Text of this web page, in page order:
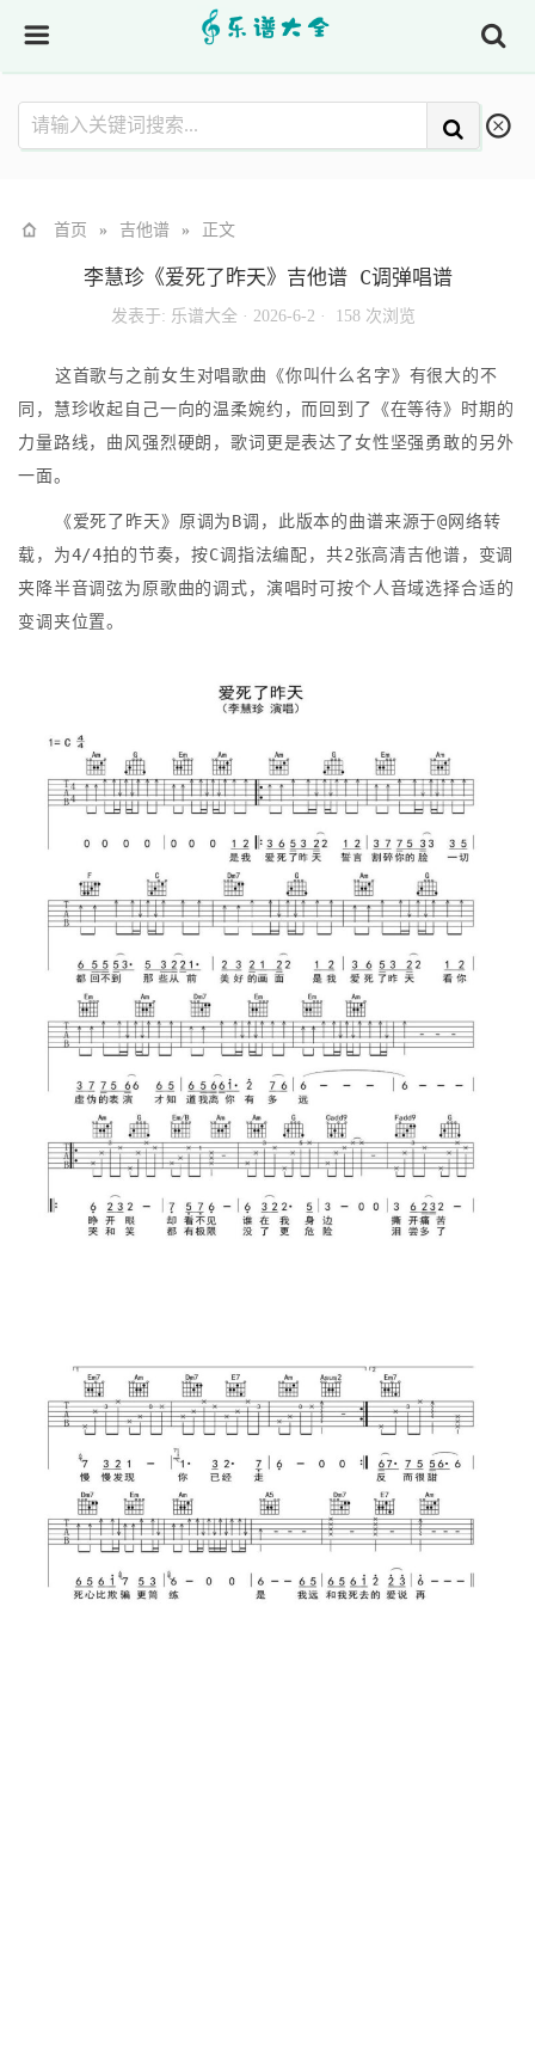
首页 » 吉他谱 » 正文
李慧珍《爱死了昨天》吉他谱 C调弹唱谱
发表于: 乐谱大全· 2026-6-2 · 158 次浏览
这首歌与之前女生对唱歌曲《你叫什么名字》有很大的不
同，慧珍收起自己一向的温柔婉约，而回到了《在等待》时期的
力量路线，曲风强烈硬朗，歌词更是表达了女性坚强勇敢的另外
一面。
《爱死了昨天》原调为B调，此版本的曲谱来源于@网络转
载，为4/4拍的节奏，按C调指法编配，共2张高清吉他谱，变调
夹降半音调弦为原歌曲的调式，演唱时可按个人音域选择合适的
变调夹位置。